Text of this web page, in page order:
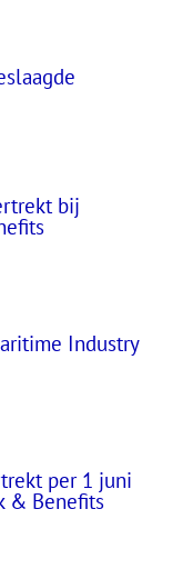
bij
Industry
per 1 juni
& Benefits